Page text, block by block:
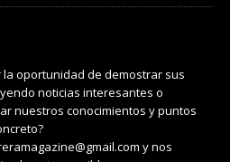
la oportunidad de demostrar sus
noticias interesantes o
nuestros conocimientos y puntos
y nos